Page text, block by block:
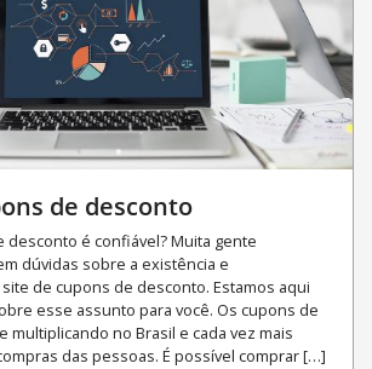
de desconto
desconto é confiável? Muita gente
dúvidas sobre a existência e
de cupons de desconto. Estamos aqui
esse assunto para você. Os cupons de
multiplicando no Brasil e cada vez mais
das pessoas. É possível comprar […]